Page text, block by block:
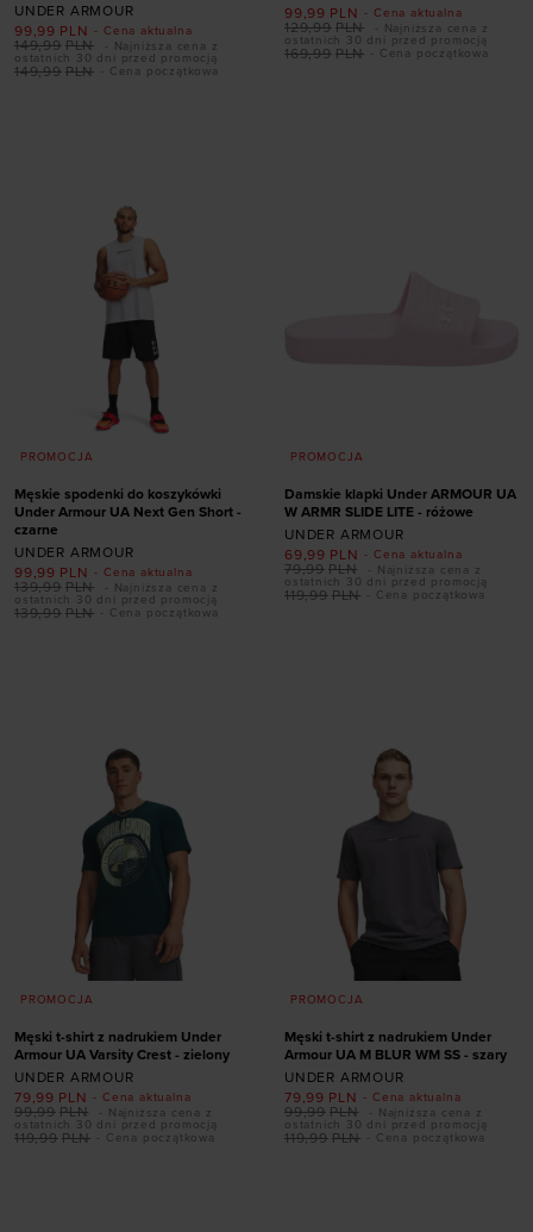
UNDER ARMOUR
- Cena aktualna
99,99 PLN
- Cena początkowa
149,99 PLN
149,99 PLN
- Najniższa cena z
ostatnich 30 dni przed promocją
- Cena aktualna
99,99 PLN
- Cena początkowa
169,99 PLN
129,99 PLN
- Najniższa cena z
ostatnich 30 dni przed promocją
PROMOCJA
Męskie spodenki do koszykówki
Under Armour UA Next Gen Short -
czarne
UNDER ARMOUR
- Cena aktualna
99,99 PLN
- Cena początkowa
139,99 PLN
139,99 PLN
- Najniższa cena z
ostatnich 30 dni przed promocją
PROMOCJA
Damskie klapki Under ARMOUR UA
W ARMR SLIDE LITE - różowe
UNDER ARMOUR
- Cena aktualna
69,99 PLN
- Cena początkowa
119,99 PLN
79,99 PLN
- Najniższa cena z
ostatnich 30 dni przed promocją
PROMOCJA
Męski t-shirt z nadrukiem Under
Armour UA Varsity Crest - zielony
UNDER ARMOUR
- Cena aktualna
79,99 PLN
- Cena początkowa
119,99 PLN
99,99 PLN
- Najniższa cena z
ostatnich 30 dni przed promocją
PROMOCJA
Męski t-shirt z nadrukiem Under
Armour UA M BLUR WM SS - szary
UNDER ARMOUR
- Cena aktualna
79,99 PLN
- Cena początkowa
119,99 PLN
99,99 PLN
- Najniższa cena z
ostatnich 30 dni przed promocją